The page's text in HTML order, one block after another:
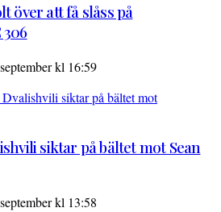
över att få slåss på
kl 16:59
siktar på bältet mot Sean
kl 13:58